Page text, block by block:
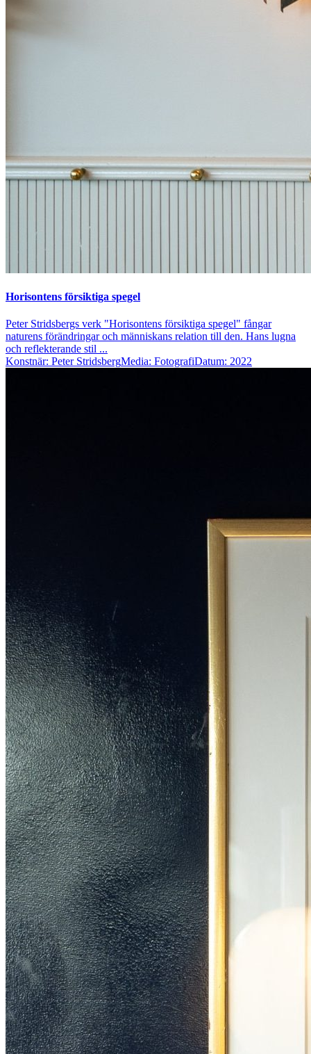
Horisontens försiktiga spegel
Peter Stridsbergs verk "Horisontens försiktiga spegel" fångar
naturens förändringar och människans relation till den. Hans lugna
och reflekterande stil ...
Konstnär: Peter StridsbergMedia: FotografiDatum: 2022